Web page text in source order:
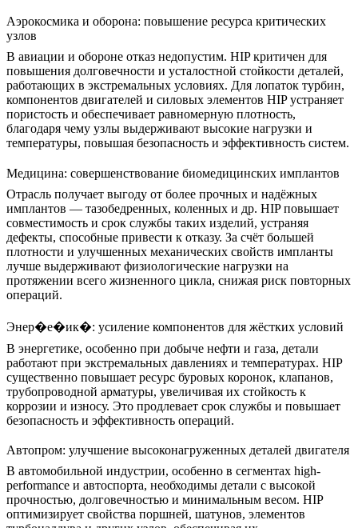
Аэрокосмика и оборона: повышение ресурса критических
узлов
В авиации и обороне отказ недопустим. HIP критичен для
повышения долговечности и усталостной стойкости деталей,
работающих в экстремальных условиях. Для лопаток турбин,
компонентов двигателей и силовых элементов HIP устраняет
пористость и обеспечивает равномерную плотность,
благодаря чему узлы выдерживают высокие нагрузки и
температуры, повышая безопасность и эффективность систем.
Медицина: совершенствование биомедицинских имплантов
Отрасль получает выгоду от более прочных и надёжных
имплантов — тазобедренных, коленных и др. HIP повышает
совместимость и срок службы таких изделий, устраняя
дефекты, способные привести к отказу. За счёт большей
плотности и улучшенных механических свойств импланты
лучше выдерживают физиологические нагрузки на
протяжении всего жизненного цикла, снижая риск повторных
операций.
Энер�е�ик�: усиление компонентов для жёстких условий
В энергетике, особенно при добыче нефти и газа, детали
работают при экстремальных давлениях и температурах. HIP
существенно повышает ресурс буровых коронок, клапанов,
трубопроводной арматуры, увеличивая их стойкость к
коррозии и износу. Это продлевает срок службы и повышает
безопасность и эффективность операций.
Автопром: улучшение высоконагруженных деталей двигателя
В автомобильной индустрии, особенно в сегментах high-
performance и автоспорта, необходимы детали с высокой
прочностью, долговечностью и минимальным весом. HIP
оптимизирует свойства поршней, шатунов, элементов